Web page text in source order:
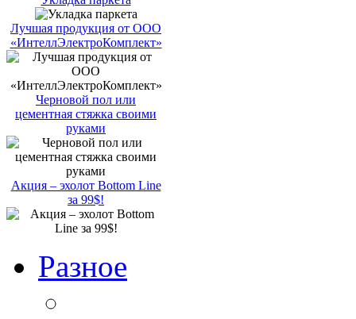
Лучшая продукция от ООО
«ИнтеллЭлектроКомплект»
Черновой пол или
цементная стяжка своими
руками
Акция – эхолот Bottom Line
за 99$!
Разное